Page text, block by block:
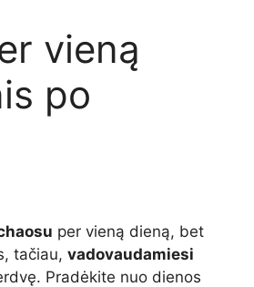
vieną
po
per vieną dieną, bet
tačiau, vadovaudamiesi
Pradėkite nuo dienos